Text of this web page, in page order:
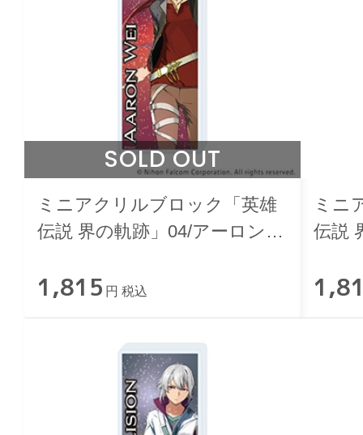
SOLD OUT
ミニアクリルブロック「英雄
伝説 界の軌跡」04/アーロン・
1,815 円 税込
ミニ
伝説